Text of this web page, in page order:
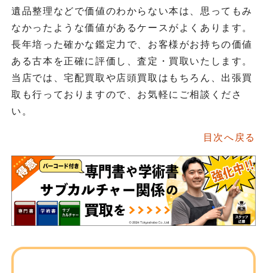
遺品整理などで価値のわからない本は、思ってもみ
なかったような価値があるケースがよくあります。
長年培った確かな鑑定力で、お客様がお持ちの価値
ある古本を正確に評価し、査定・買取いたします。
当店では、宅配買取や店頭買取はもちろん、出張買
取も行っておりますので、お気軽にご相談くださ
い。
目次へ戻る